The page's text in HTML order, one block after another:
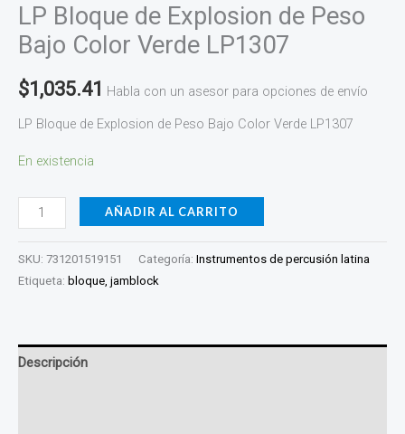
LP Bloque de Explosion de Peso
Bajo Color Verde LP1307
$1,035.41 Habla con un asesor para opciones de envío
LP Bloque de Explosion de Peso Bajo Color Verde LP1307
En existencia
AÑADIR AL CARRITO
SKU: 731201519151 Categoría: Instrumentos de percusión latina
Etiqueta: bloque, jamblock
Descripción